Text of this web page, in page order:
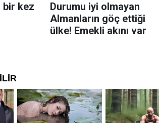
bir kez
Durumu iyi olmayan
Almanların göç ettiği
ülke! Emekli akını var